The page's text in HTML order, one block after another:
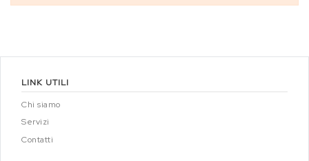
LINK UTILI
Chi siamo
Servizi
Contatti